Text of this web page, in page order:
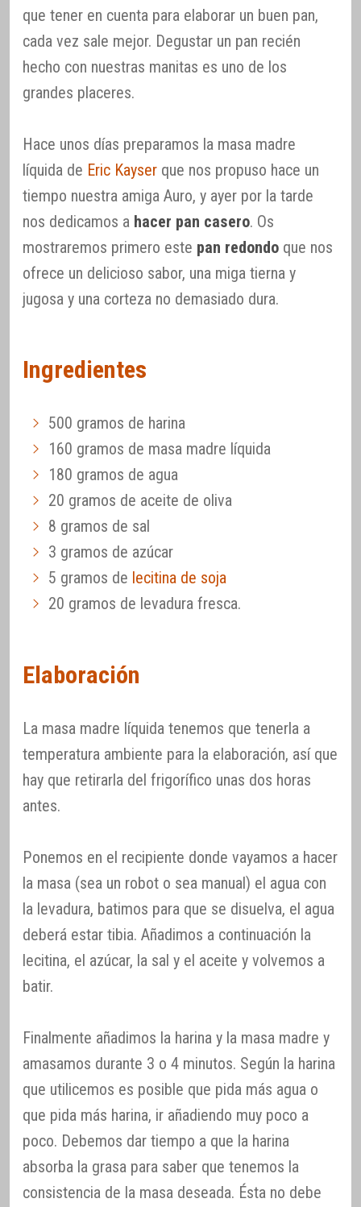
que tener en cuenta para elaborar un buen pan,
cada vez sale mejor. Degustar un pan recién
hecho con nuestras manitas es uno de los
grandes placeres.
Hace unos días preparamos la masa madre
líquida de Eric Kayser que nos propuso hace un
tiempo nuestra amiga Auro, y ayer por la tarde
nos dedicamos a hacer pan casero. Os
mostraremos primero este pan redondo que nos
ofrece un delicioso sabor, una miga tierna y
jugosa y una corteza no demasiado dura.
Ingredientes
500 gramos de harina
160 gramos de masa madre líquida
180 gramos de agua
20 gramos de aceite de oliva
8 gramos de sal
3 gramos de azúcar
5 gramos de lecitina de soja
20 gramos de levadura fresca.
Elaboración
La masa madre líquida tenemos que tenerla a
temperatura ambiente para la elaboración, así que
hay que retirarla del frigorífico unas dos horas
antes.
Ponemos en el recipiente donde vayamos a hacer
la masa (sea un robot o sea manual) el agua con
la levadura, batimos para que se disuelva, el agua
deberá estar tibia. Añadimos a continuación la
lecitina, el azúcar, la sal y el aceite y volvemos a
batir.
Finalmente añadimos la harina y la masa madre y
amasamos durante 3 o 4 minutos. Según la harina
que utilicemos es posible que pida más agua o
que pida más harina, ir añadiendo muy poco a
poco. Debemos dar tiempo a que la harina
absorba la grasa para saber que tenemos la
consistencia de la masa deseada. Ésta no debe